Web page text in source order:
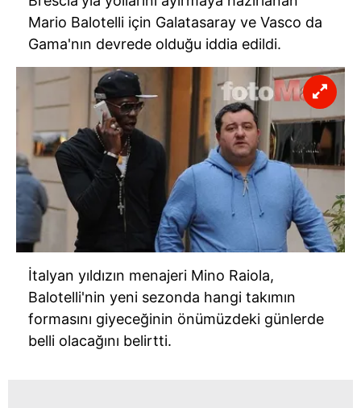
Mario Balotelli için Galatasaray ve Vasco da
Gama'nın devrede olduğu iddia edildi.
İtalyan yıldızın menajeri Mino Raiola,
Balotelli'nin yeni sezonda hangi takımın
formasını giyeceğinin önümüzdeki günlerde
belli olacağını belirtti.